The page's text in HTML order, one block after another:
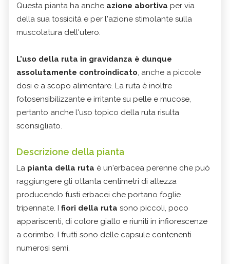
Questa pianta ha anche azione abortiva per via
della sua tossicità e per l'azione stimolante sulla
muscolatura dell'utero.
L'uso della ruta in gravidanza è dunque
assolutamente controindicato, anche a piccole
dosi e a scopo alimentare. La ruta è inoltre
fotosensibilizzante e irritante su pelle e mucose,
pertanto anche l'uso topico della ruta risulta
sconsigliato.
Descrizione della pianta
La pianta della ruta è un'erbacea perenne che può
raggiungere gli ottanta centimetri di altezza
producendo fusti erbacei che portano foglie
tripennate. I fiori della ruta sono piccoli, poco
appariscenti, di colore giallo e riuniti in infiorescenze
a corimbo. I frutti sono delle capsule contenenti
numerosi semi.